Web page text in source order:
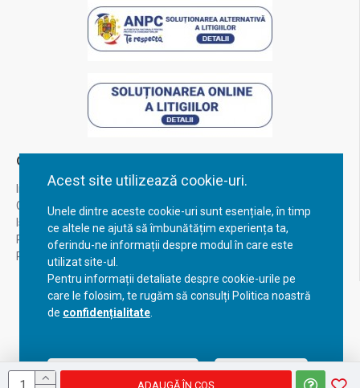
Acest site utilizează cookie-uri.
Unele dintre aceste cookie-uri sunt esențiale, în timp
ce altele ne ajută să îmbunătățim experiența ta,
oferindu-ne informații despre modul în care este
utilizat site-ul.
Pentru informații detaliate despre cookie-urile pe
care le folosim, te rugăm să consulți Politica noastră
de confidențialitate
Acceptă setările curente Configurează
ADAUGĂ ÎN COŞ
Contul Meu
Inregistrare
Contul meu
Istoric comenzi
Recuperare parola
Returnare produs